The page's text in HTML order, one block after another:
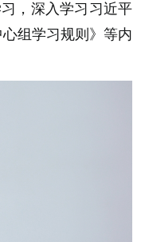
，深入学习习近平
组学习规则》等内